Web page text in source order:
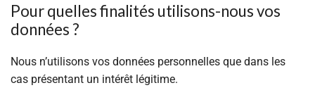
Pour quelles finalités utilisons-nous vos
données ?
Nous n’utilisons vos données personnelles que dans les
cas présentant un intérêt légitime.